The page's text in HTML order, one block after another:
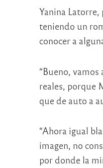
Yanina Latorre,
teniendo un
conocer a
“Bueno,
reales, porque
que de auto a
“Ahora igual
imagen, no
por donde la